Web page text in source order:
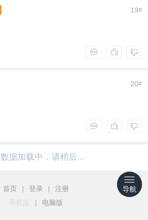
19#
20#
数据加载中，请稍后...
首页 | 登录 |
注册
手机版
| 电脑版
导航